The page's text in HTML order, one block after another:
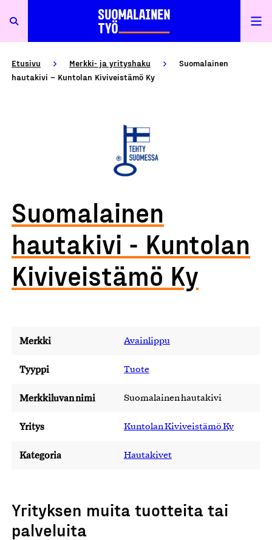
Etusivu Merkki- ja yrityshaku
Suomalainen
hautakivi – Kuntolan Kiviveistämö Ky
Suomalainen
hautakivi - Kuntolan
Kiviveistämö Ky
Merkki Avainlippu
Tyyppi Tuote
Merkkiluvan nimi Suomalainen hautakivi
Yritys Kuntolan Kiviveistämö Ky
Kategoria Hautakivet
Yrityksen muita tuotteita tai
palveluita